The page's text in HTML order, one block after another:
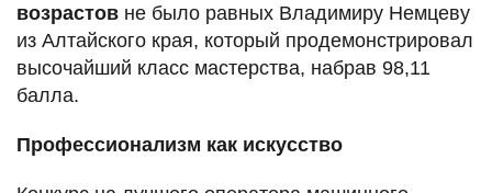
возрастов не было равных Владимиру Немцеву
из Алтайского края, который продемонстрировал
высочайший класс мастерства, набрав 98,11
балла.
Профессионализм как искусство